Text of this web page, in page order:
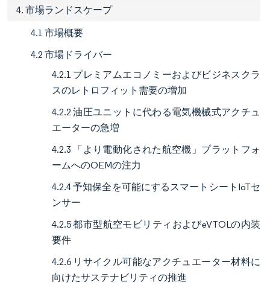
4. 市場ランドスケープ
4.1 市場概要
4.2 市場ドライバー
4.2.1 プレミアムエコノミーおよびビジネスクラ
スのレトロフィット需要の増加
4.2.2 油圧ユニットに代わる電気機械式アクチュ
エーターの急増
4.2.3 「より電動化された航空機」プラットフォ
ームへのOEMの注力
4.2.4 予知保全を可能にするスマートシートIoTセ
ンサー
4.2.5 都市型航空モビリティおよびeVTOLの内装
要件
4.2.6 リサイクル可能なアクチュエーター材料に
向けたサステナビリティの推進